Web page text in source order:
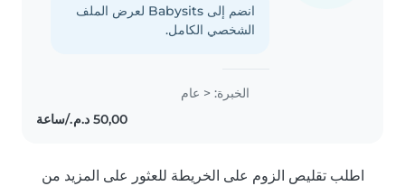
انضم إلى Babysits لعرض الملف
الشخصي الكامل.
الخبرة: < عام
اطلب تقليص الزوم على الخريطة للعثور على المزيد من